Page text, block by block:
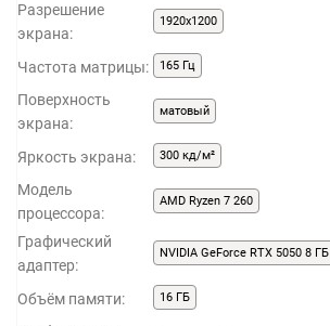
Разрешение
экрана:
1920x1200
Частота матрицы: 165 Гц
Поверхность
экрана:
матовый
Яркость экрана: 300 кд/м²
Модель
процессора:
AMD Ryzen 7 260
Графический
адаптер:
NVIDIA GeForce RTX 5050 8 ГБ
Объём памяти: 16 ГБ